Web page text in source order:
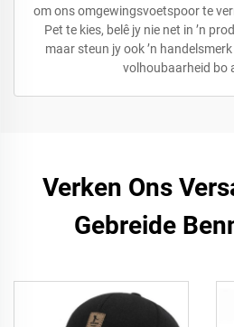
om ons omgewingsvoetspoor te
Pet te kies, belê jy nie net in ’n
maar steun jy ook ’n
volhoubaarheid bo
Verken Ons
Gebreide